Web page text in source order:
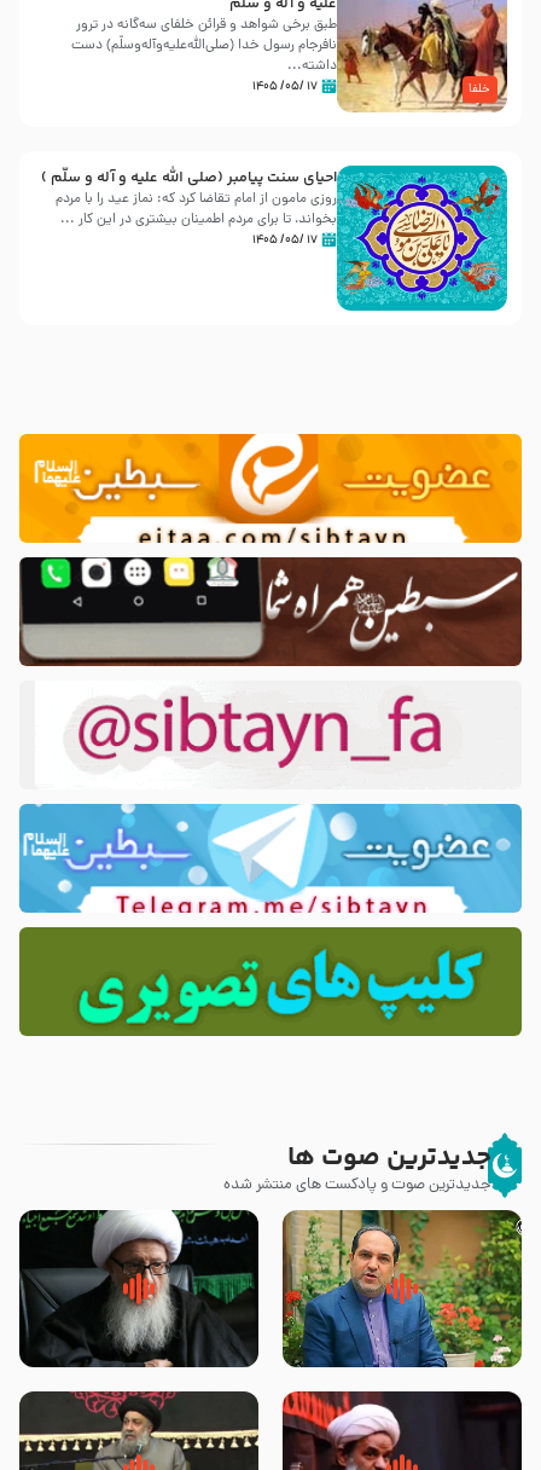
خلفا
طبق برخی شواهد و قرائن خلفای سه‌گانه در ترور
نافرجام رسول خدا (صلی‌الله‌علیه‌و‌آله‌وسلّم) دست
داشته‌...
۱۷ /۰۵/ ۱۴۰۵
احیای سنت پیامبر (صلی الله علیه و آله و سلّم )
روزی مامون از امام تقاضا کرد که: نماز عید را با مردم
بخواند، تا برای مردم اطمینان بیشتری در این کار ...
۱۷ /۰۵/ ۱۴۰۵
جدیدترین صوت ها
جدیدترین صوت و پادکست های منتشر شده
پیامبر صلی الله علیه وآله و سلم
فرمودند وای بر بچه های آخر
زوّار اربعین امام حسین (علیه
السلام) با این اشتیاق به زیارت